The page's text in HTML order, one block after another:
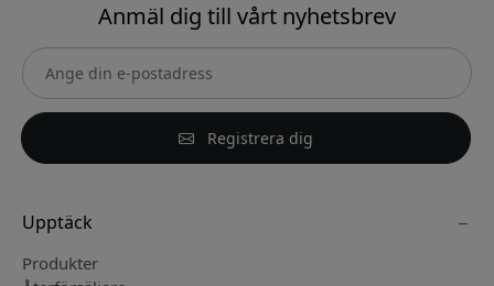
Anmäl dig till vårt nyhetsbrev
Registrera dig
Upptäck
Produkter